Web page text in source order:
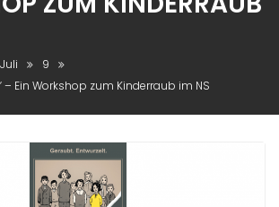
Juli
9
– Ein Workshop zum Kinderraub im NS